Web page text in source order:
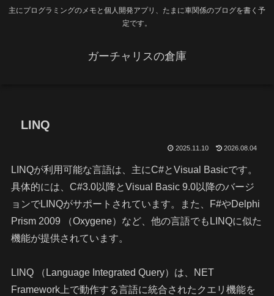
主にプログラミングのメモと個人開発アプリ、たまに車関係のブログを書く予
定です。
ガーチャリスの倉庫
LINQ
2025.11.10 2026.08.04
LINQが利用可能な言語は、主にC#とVisual Basicです。
具体的には、C#3.0以降とVisual Basic 9.0以降のバージ
ョンでLINQがサポートされています。また、F#やDelphi
Prism 2009 （Oxygene）など、他の言語でもLINQに似た
機能が提供されています。
LINQ （Language Integrated Query）は、NET
Framework上で動作する言語に統合されたクエリ機能を